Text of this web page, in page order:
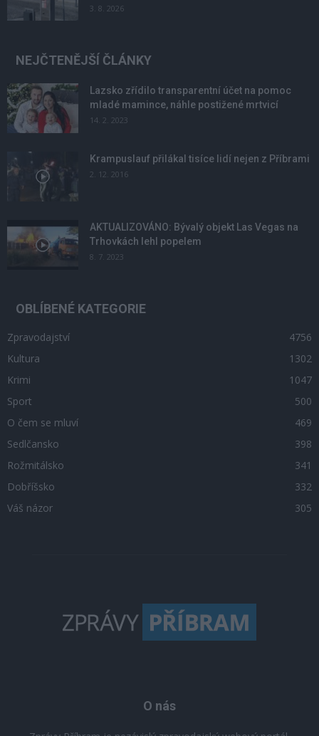
3. 8. 2026
NEJČTENĚJŠÍ ČLÁNKY
Lazsko zřídilo transparentní účet na pomoc
mladé mamince, náhle postižené mrtvicí
14. 2. 2023
Krampuslauf přilákal tisíce lidí nejen z Příbrami
2. 12. 2016
AKTUALIZOVÁNO: Bývalý objekt Las Vegas na
Trhovkách lehl popelem
8. 7. 2023
OBLÍBENÉ KATEGORIE
Zpravodajství
4756
Kultura
1302
Krimi
1047
Sport
500
O čem se mluví
469
Sedlčansko
398
Rožmitálsko
341
Dobříšsko
332
Váš názor
305
O nás